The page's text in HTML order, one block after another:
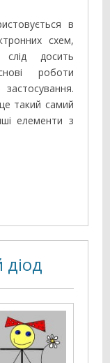
в
схем,
слід досить
роботи
такий самий
елементи з
діод